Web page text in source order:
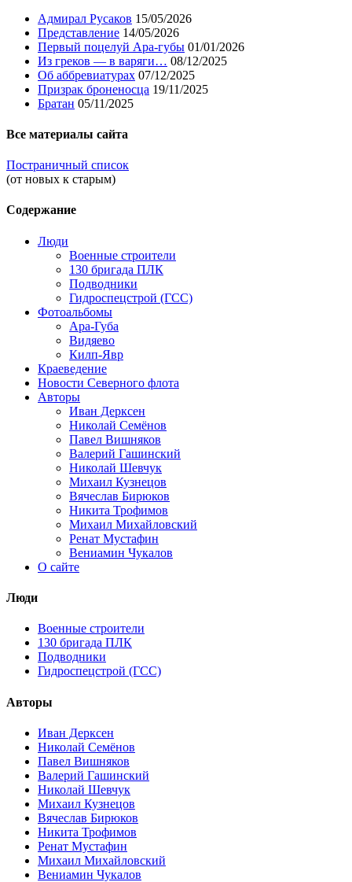
Адмирал Русаков 15/05/2026
Представление 14/05/2026
Первый поцелуй Ара-губы 01/01/2026
Из греков — в варяги… 08/12/2025
Об аббревиатурах 07/12/2025
Призрак броненосца 19/11/2025
Братан 05/11/2025
Все материалы сайта
Постраничный список
(от новых к старым)
Содержание
Люди
Военные строители
130 бригада ПЛК
Подводники
Гидроспецстрой (ГСС)
Фотоальбомы
Ара-Губа
Видяево
Килп-Явр
Краеведение
Новости Северного флота
Авторы
Иван Дерксен
Николай Семёнов
Павел Вишняков
Валерий Гашинский
Николай Шевчук
Михаил Кузнецов
Вячеслав Бирюков
Никита Трофимов
Михаил Михайловский
Ренат Мустафин
Вениамин Чукалов
О сайте
Люди
Военные строители
130 бригада ПЛК
Подводники
Гидроспецстрой (ГСС)
Авторы
Иван Дерксен
Николай Семёнов
Павел Вишняков
Валерий Гашинский
Николай Шевчук
Михаил Кузнецов
Вячеслав Бирюков
Никита Трофимов
Ренат Мустафин
Михаил Михайловский
Вениамин Чукалов